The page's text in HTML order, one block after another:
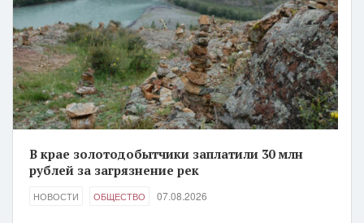
В крае золотодобытчики заплатили 30 млн
рублей за загрязнение рек
НОВОСТИ ОБЩЕСТВО 07.08.2026